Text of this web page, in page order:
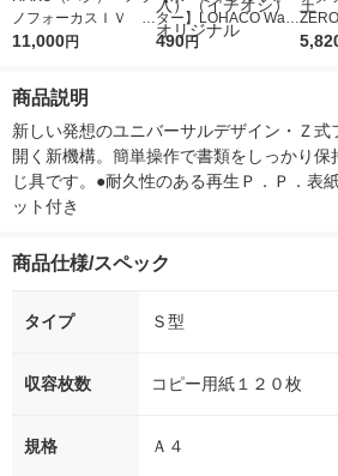
ノフォーカスＩＶ 4
5ｇ 資生堂 おまけ
11,000円
ター】LOHACO Wate
r（ロハコウォータ
490円
詰め
商品説明
新しい発想のユニバーサルデザイン・Ｚ
開く新機構。簡単操作で書類をしっかり保
じ具です。●耐久性のある再生Ｐ．Ｐ．表
ット付き
商品仕様/スペック
タイプ Ｓ型
収容枚数 コピー用紙１２０枚
規格 Ａ４